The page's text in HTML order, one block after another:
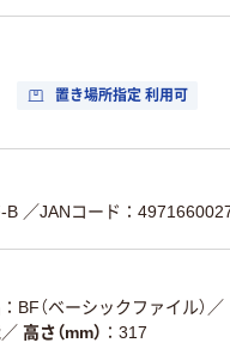
置き場所指定 利用可
B ／JANコード：
BF（ベーシックファイル） ／
／ 高さ（mm）
317